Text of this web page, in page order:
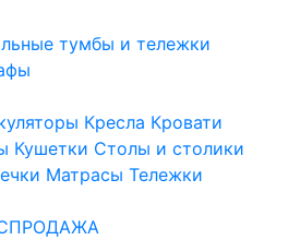
тумбы и тележки
Кресла Кровати
Кушетки Столы и столики
Матрасы Тележки